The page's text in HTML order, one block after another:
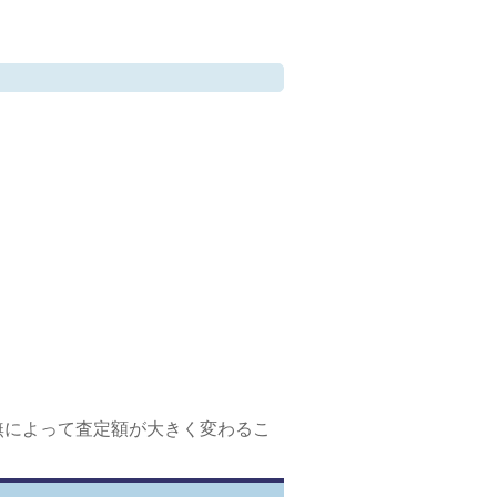
よって査定額が大きく変わるこ